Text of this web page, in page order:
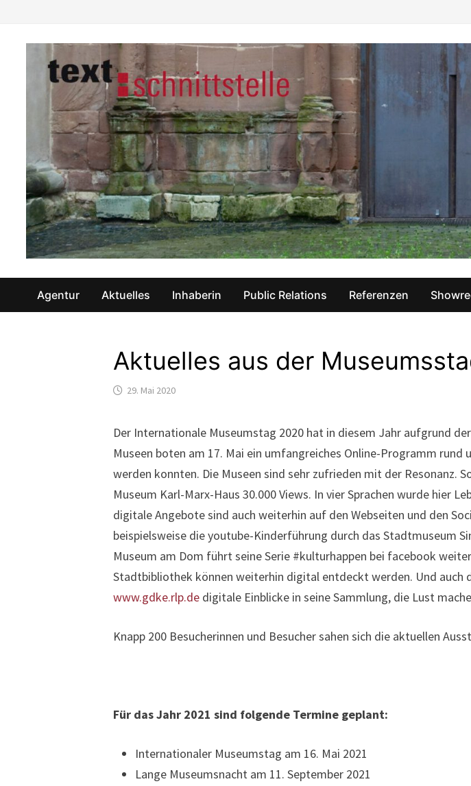
springen
Agentur Aktuelles Inhaberin Public Relations Referenzen
Aktuelles aus der
29. Mai 2020
Der Internationale Museumstag 2020 hat in diesem Jahr aufgrund
Museen boten am 17. Mai ein umfangreiches Online-Programm
werden konnten. Die Museen sind sehr zufrieden mit der
Museum Karl-Marx-Haus 30.000 Views. In vier Sprachen wurde hier
digitale Angebote sind auch weiterhin auf den Webseiten und den
beispielsweise die youtube-Kinderführung durch das Stadtmuseum
Museum am Dom führt seine Serie #kulturhappen bei facebook
Stadtbibliothek können weiterhin digital entdeckt werden. Und auch
www.gdke.rlp.de digitale Einblicke in seine Sammlung, die Lust
Knapp 200 Besucherinnen und Besucher sahen sich die aktuellen
Für das Jahr 2021 sind folgende Termine geplant:
Internationaler Museumstag am 16. Mai 2021
Lange Museumsnacht am 11. September 2021